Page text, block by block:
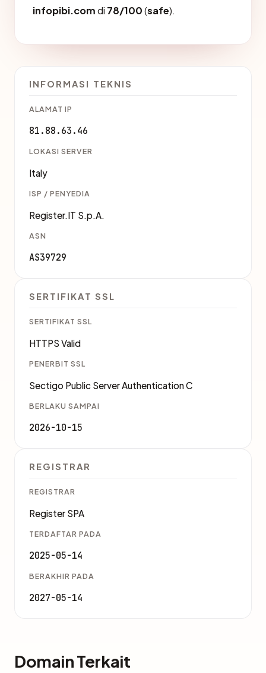
infopibi.comdi 78/100(safe).
INFORMASI TEKNIS
ALAMAT IP
81.88.63.46
LOKASI SERVER
Italy
ISP / PENYEDIA
Register.IT S.p.A.
ASN
AS39729
SERTIFIKAT SSL
SERTIFIKAT SSL
HTTPS Valid
PENERBIT SSL
Sectigo Public Server Authentication C
BERLAKU SAMPAI
2026-10-15
REGISTRAR
REGISTRAR
Register SPA
TERDAFTAR PADA
2025-05-14
BERAKHIR PADA
2027-05-14
Domain Terkait